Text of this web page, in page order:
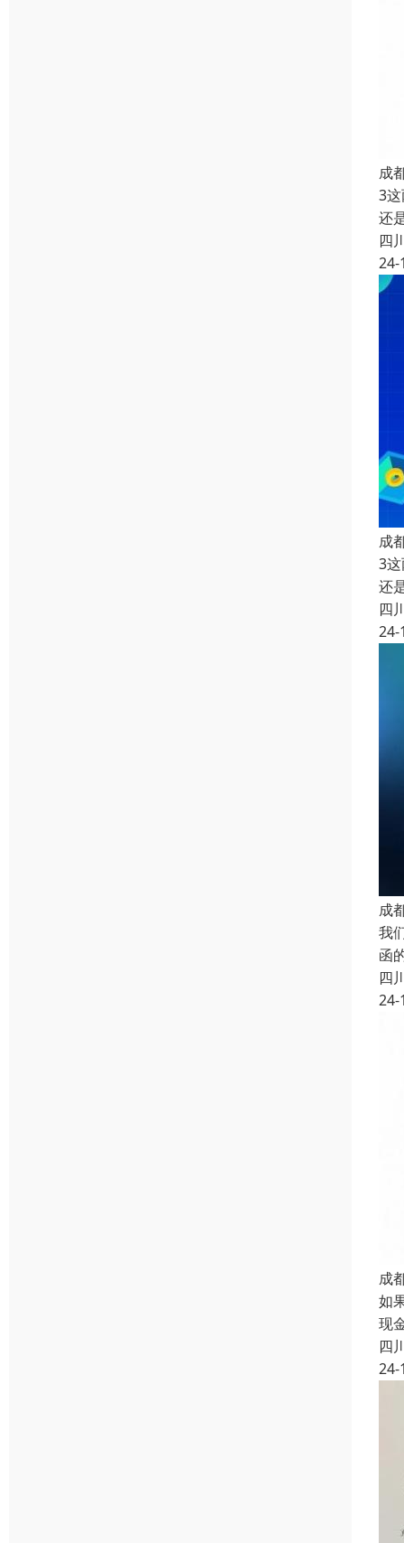
成
3
还
四
24-
成
3
还
四
24-
成
我
函
四
24-
成
如
现
四
24-